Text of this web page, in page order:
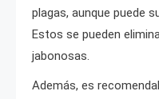
plagas, aunque puede
Estos se pueden
jabonosas.
Además, es